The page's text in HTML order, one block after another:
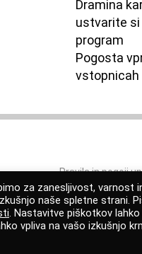
Dramina
ustvarite si
program
Pogosta
vstopnicah
Pravila in pogoji
za zanesljivost,
naše spletne strani.
. Nastavitve piškotkov
vpliva na vašo izkušnjo